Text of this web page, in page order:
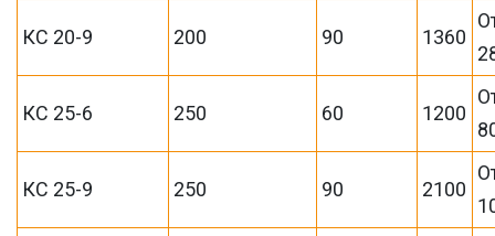
КС 20-9 200 90 1360
КС 25-6 250 60 1200
КС 25-9 250 90 2100